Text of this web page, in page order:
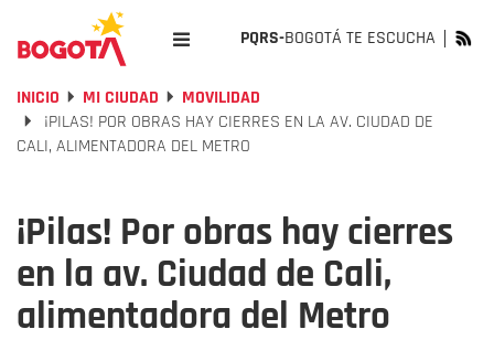
PQRS-BOGOTÁ TE ESCUCHA
INICIO MI CIUDAD
MOVILIDAD
¡PILAS! POR OBRAS HAY CIERRES EN LA AV. CIUDAD DE
CALI, ALIMENTADORA DEL METRO
¡Pilas! Por obras hay cierres
en la av. Ciudad de Cali,
alimentadora del Metro